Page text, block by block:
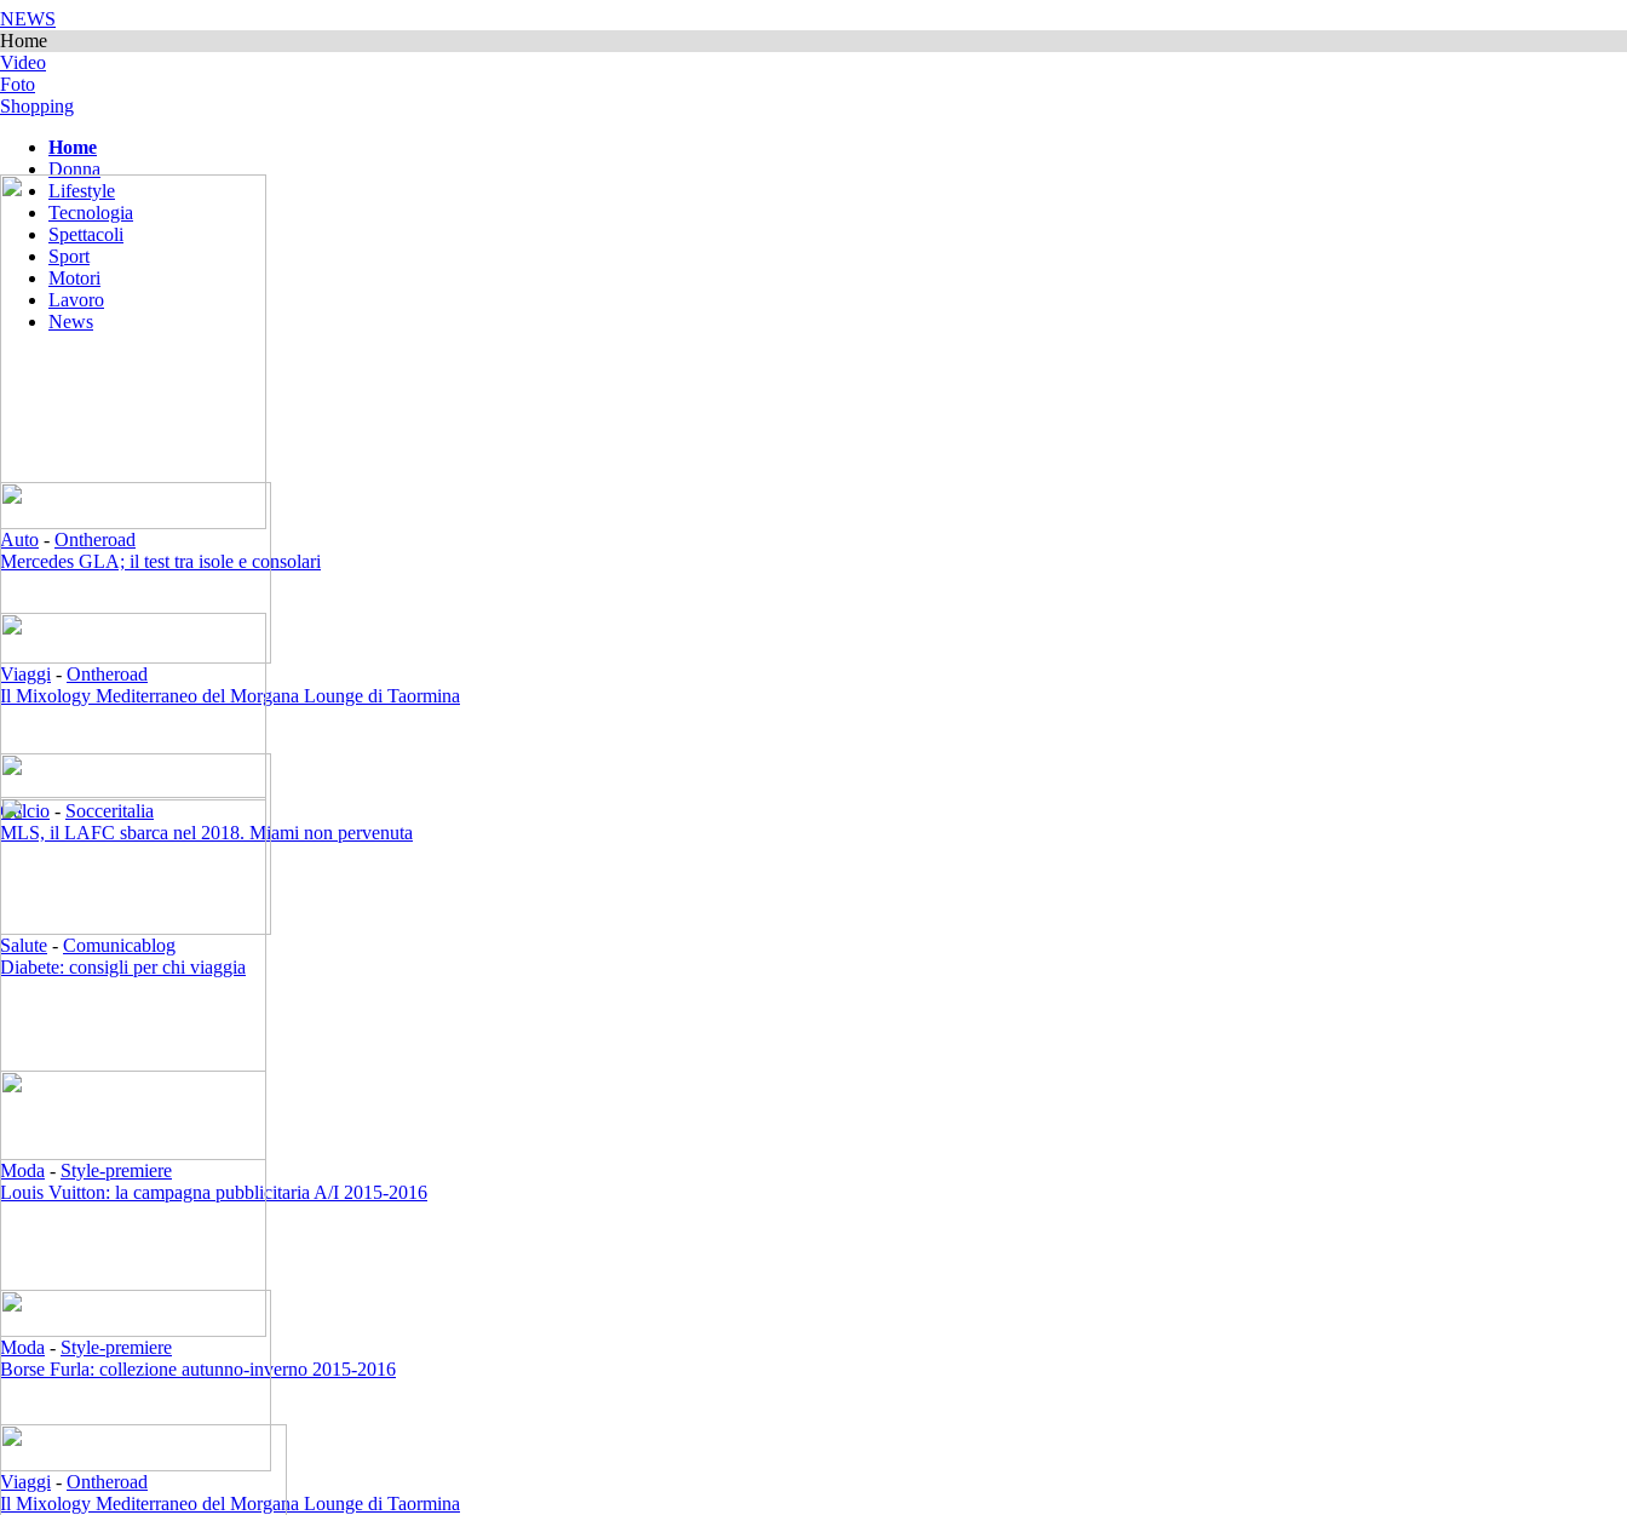
NEWS
Home
Video
Foto
Shopping
Home
Donna
Lifestyle
Tecnologia
Spettacoli
Sport
Motori
Lavoro
News
Auto - Ontheroad
Mercedes GLA; il test tra isole e consolari
Viaggi - Ontheroad
Il Mixology Mediterraneo del Morgana Lounge di Taormina
Calcio - Socceritalia
MLS, il LAFC sbarca nel 2018. Miami non pervenuta
Salute - Comunicablog
Diabete: consigli per chi viaggia
Moda - Style-premiere
Louis Vuitton: la campagna pubblicitaria A/I 2015-2016
Moda - Style-premiere
Borse Furla: collezione autunno-inverno 2015-2016
Viaggi - Ontheroad
Il Mixology Mediterraneo del Morgana Lounge di Taormina